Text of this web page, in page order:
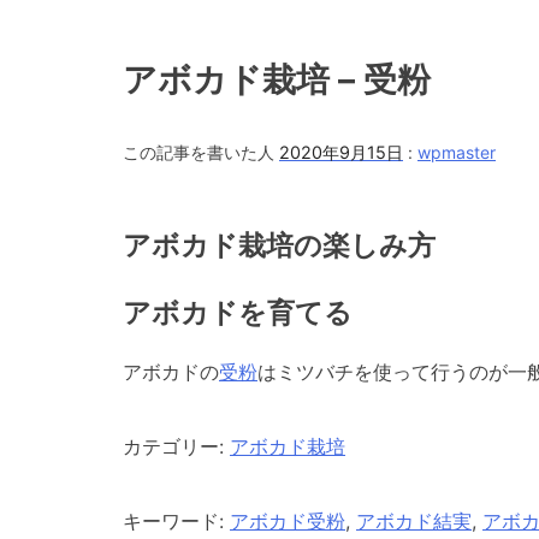
アボカド栽培 – 受粉
この記事を書いた人 2020年9月15日 : wpmaster
アボカド栽培の楽しみ方
アボカドを育てる
アボカドの受粉はミツバチを使って行うのが一
カテゴリー: アボカド栽培
キーワード: アボカド受粉, アボカド結実, アボ